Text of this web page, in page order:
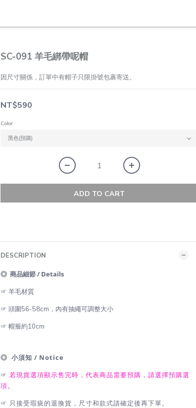
SC-091 羊毛綁帶呢帽
因尺寸關係，訂單中有帽子只限掛號包裹寄送。
NT$590
Color
ADD TO CART
DESCRIPTION
◎ 商品細節 / Details
☞ 羊毛材質
☞ 頭圍56-58cm，內有抽繩可調整大小
☞ 帽簷約10cm
◎ 小須知 / Notice
☞ 若現貨選項顯示售完時，代表商品需要預購，請選擇預購選
項。
☞ 只接受瑕疵的退換貨，尺寸和款式請確定後再下單。